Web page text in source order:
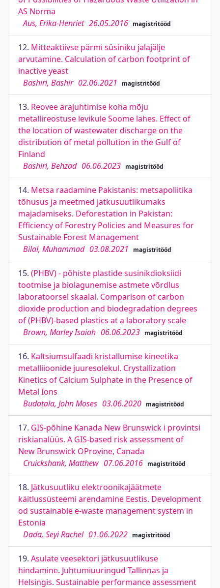
AS Norma
Aus, Erika-Henriet 26.05.2016 magistritööd
12. Mitteaktiivse pärmi süsiniku jalajälje
arvutamine. Calculation of carbon footprint of
inactive yeast
Bashiri, Bashir 02.06.2021 magistritööd
13. Reovee ärajuhtimise koha mõju
metallireostuse levikule Soome lahes. Effect of
the location of wastewater discharge on the
distribution of metal pollution in the Gulf of
Finland
Bashiri, Behzad 06.06.2023 magistritööd
14. Metsa raadamine Pakistanis: metsapoliitika
tõhusus ja meetmed jätkusuutlikumaks
majadamiseks. Deforestation in Pakistan:
Efficiency of Forestry Policies and Measures for
Sustainable Forest Management
Bilal, Muhammad 03.08.2021 magistritööd
15. (PHBV) - põhiste plastide susinikdioksiidi
tootmise ja biolagunemise astmete võrdlus
laboratoorsel skaalal. Comparison of carbon
dioxide production and biodegradation degrees
of (PHBV)-based plastics at a laboratory scale
Brown, Marley Isaiah 06.06.2023 magistritööd
16. Kaltsiumsulfaadi kristallumise kineetika
metalliioonide juuresolekul. Crystallization
Kinetics of Calcium Sulphate in the Presence of
Metal Ions
Budatala, John Moses 03.06.2020 magistritööd
17. GIS-põhine Kanada New Brunswick i provintsi
riskianalüüs. A GIS-based risk assessment of
New Brunswick OProvine, Canada
Cruickshank, Matthew 07.06.2016 magistritööd
18. Jätkusuutliku elektroonikajäätmete
käitlussüsteemi arendamine Eestis. Development
od sustainable e-waste management system in
Estonia
Dada, Seyi Rachel 01.06.2022 magistritööd
19. Asulate veesektori jätkusuutlikuse
hindamine. Juhtumiuuringud Tallinnas ja
Helsingis. Sustainable performance assessment